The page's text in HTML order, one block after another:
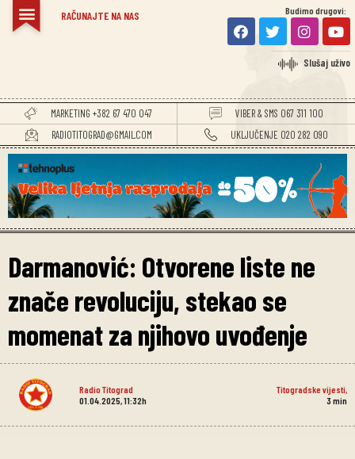
RAČUNAJTE NA NAS Budimo drugovi:
Slušaj uživo
MARKETING +382 67 470 047
VIBER & SMS 067 311 100
RADIOTITOGRAD@GMAIL.COM
UKLJUČENJE 020 282 090
Darmanović: Otvorene liste ne
znače revoluciju, stekao se
momenat za njihovo uvođenje
Radio Titograd Titogradske vijesti
01.04.2025, 11:32h
3 min